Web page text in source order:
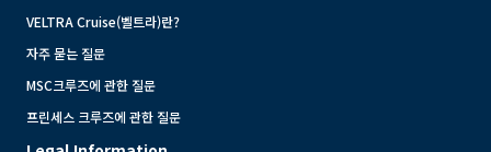
VELTRA Cruise(벨트라)란?
자주 묻는 질문
MSC크루즈에 관한 질문
프린세스 크루즈에 관한 질문